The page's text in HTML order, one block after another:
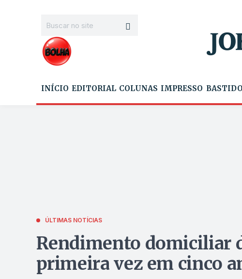
INÍCIO EDITORIAL COLUNAS IMPRESSO
ÚLTIMAS NOTÍCIAS
Rendimento domiciliar
primeira vez em cinco